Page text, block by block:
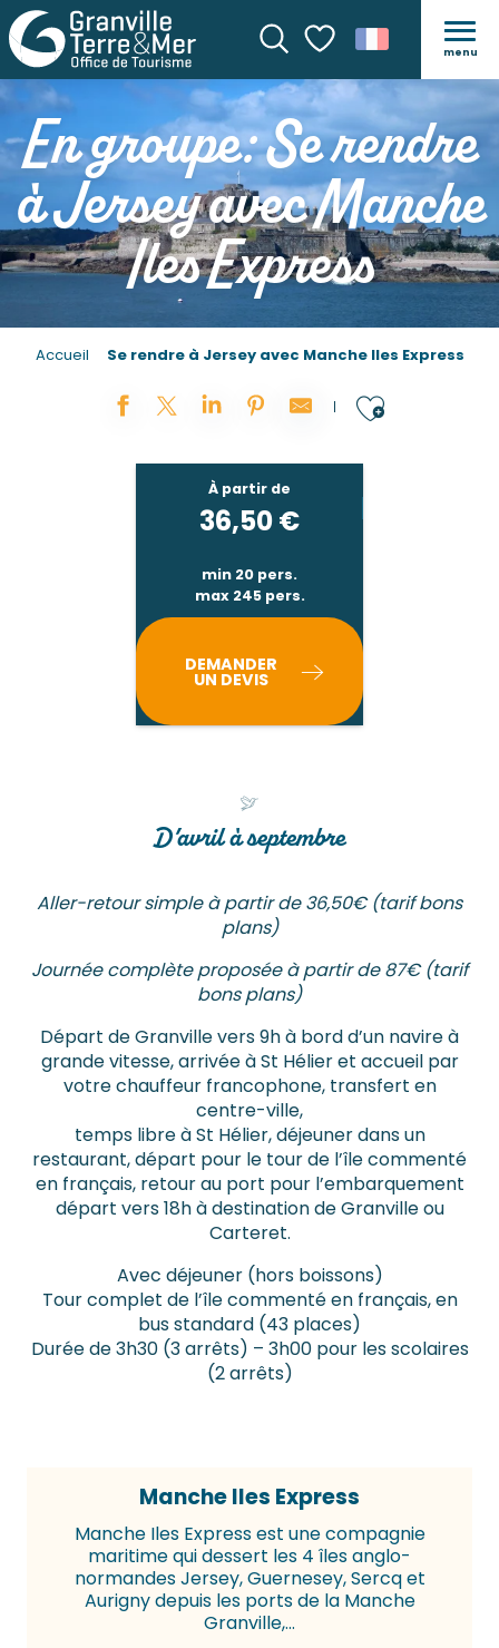
Recherche
Voir les favoris
menu
En groupe: Se rendre
à Jersey avec Manche
Iles Express
Accueil Se rendre à Jersey avec Manche Iles Express
À partir de
36,50€
min 20 pers.
max 245 pers.
DEMANDER
UN DEVIS
D’avril à septembre
Aller-retour simple à partir de 36,50€ (tarif bons
plans)
Journée complète proposée à partir de 87€ (tarif
bons plans)
Départ de Granville vers 9h à bord d’un navire à
grande vitesse, arrivée à St Hélier et accueil par
votre chauffeur francophone, transfert en
centre-ville,
temps libre à St Hélier, déjeuner dans un
restaurant, départ pour le tour de l’île commenté
en français, retour au port pour l’embarquement
départ vers 18h à destination de Granville ou
Carteret.
Avec déjeuner (hors boissons)
Tour complet de l’île commenté en français, en
bus standard (43 places)
Durée de 3h30 (3 arrêts) – 3h00 pour les scolaires
(2 arrêts)
Manche Iles Express
Manche Iles Express est une compagnie
maritime qui dessert les 4 îles anglo-
normandes Jersey, Guernesey, Sercq et
Aurigny depuis les ports de la Manche
Granville,...